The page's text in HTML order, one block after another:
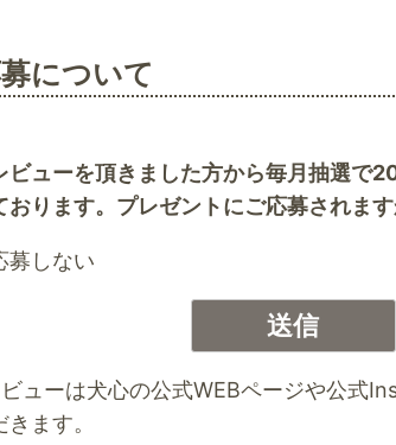
について
ビューを頂きました方から毎月抽選で
おります。プレゼントにご応募されます
募しない
ューは犬心の公式WEBページや公式
ます。